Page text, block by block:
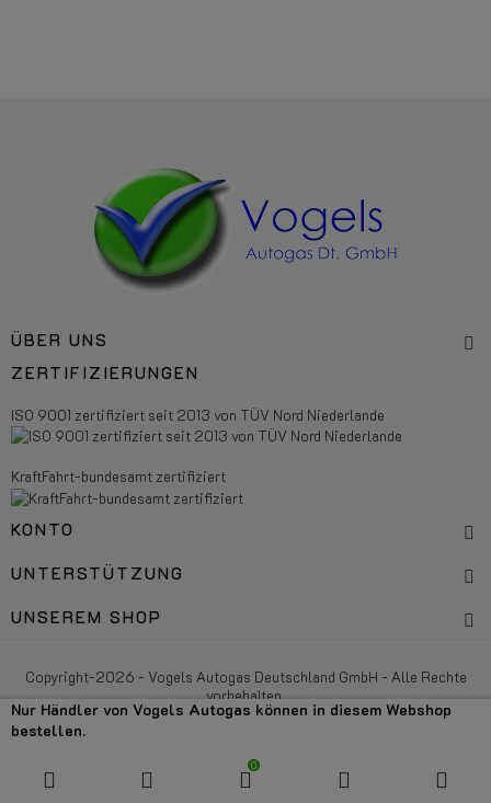
Nur Händler von Vogels Autogas können in diesem Webshop
bestellen.
0
ÜBER UNS
ZERTIFIZIERUNGEN
ISO 9001 zertifiziert seit 2013 von TÜV Nord Niederlande
KraftFahrt-bundesamt zertifiziert
KONTO
UNTERSTÜTZUNG
UNSEREM SHOP
Copyright-2026 - Vogels Autogas Deutschland GmbH - Alle Rechte
vorbehalten.